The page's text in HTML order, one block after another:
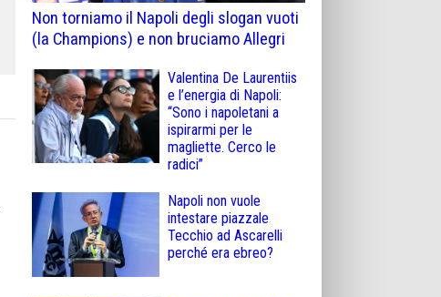
Non torniamo il Napoli degli slogan vuoti
(la Champions) e non bruciamo Allegri
Valentina De Laurentiis
e l’energia di Napoli:
“Sono i napoletani a
ispirarmi per le
magliette. Cerco le
radici”
Napoli non vuole
intestare piazzale
Tecchio ad Ascarelli
perché era ebreo?